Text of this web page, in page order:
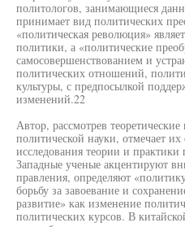
политологов, занимающиеся
принимает вид политических
«политическая революция»
политики, а «политические
самосовершенствованием и
политических отношений,
культуры, с предпосылкой
изменений.22
Автор, рассмотрев
политической науки, отмечает
исследования теории и практики
Западные ученые акцентируют
правления, определяют
борьбу за завоевание и
развитие» как изменение
политических курсов. В